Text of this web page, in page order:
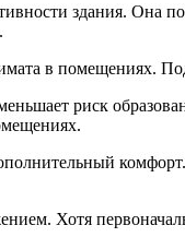
здания. Она
в помещениях.
риск
Хотя